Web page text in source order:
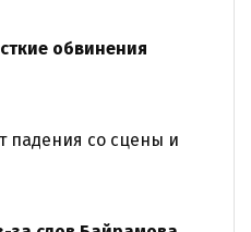
обвинения
падения со сцены и